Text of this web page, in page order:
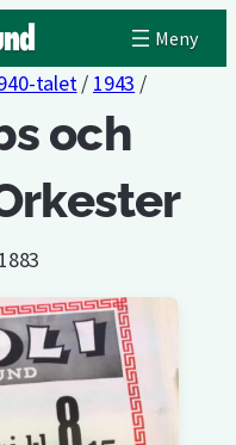
talet/ 1943 /
och
1883